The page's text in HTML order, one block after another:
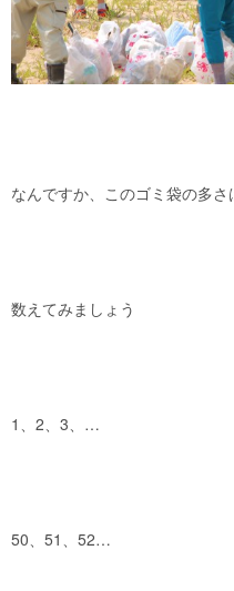
なんですか、このゴミ袋の多さ
数えてみましょう
1、2、3、…
50、51、52…